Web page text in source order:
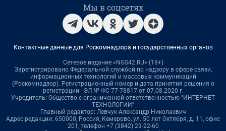
Мы в соцсетях
Контактные данные для Роскомнадзора и государственных органов
Сетевое издание «NGS42.RU» (18+)
Зарегистрировано Федеральной службой по надзору в сфере связи,
информационных технологий и массовых коммуникаций
(Роскомнадзор). Регистрационный номер и дата принятия решения о
регистрации - ЭЛ № ФС 77-78817 от 07.08.2020 г.
Учредитель: Общество с ограниченной ответственностью "ИНТЕРНЕТ
ТЕХНОЛОГИИ"
Главный редактор: Левчук Александр Николаевич
Адрес редакции: 650000, Россия, Кемерово, ул. 50 лет Октября, д. 11, офис
201, телефон +7 (3842) 23-22-60